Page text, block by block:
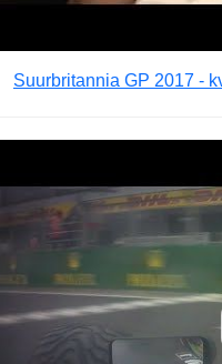
Suurbritannia GP 2017 -